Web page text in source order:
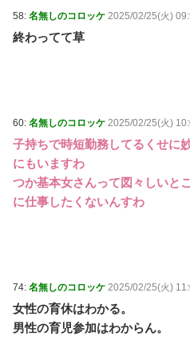
58: 名無しのコロッケ 2025/02/25(火)
終わってて草
60: 名無しのコロッケ 2025/02/25(火)
子持ちで時短勤務してるくせに
にもいますわ
つか基本女さんって図々しいと
に仕事したくないんすわ
74: 名無しのコロッケ 2025/02/25(火)
女性の育休はわかる。
男性の育児参加はわからん。